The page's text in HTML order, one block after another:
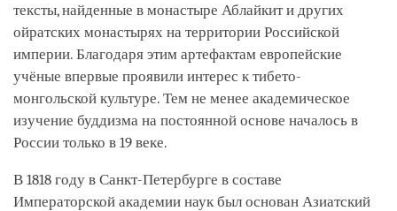
тексты, найденные в монастыре Аблайкит и других
ойратских монастырях на территории Российской
империи. Благодаря этим артефактам европейские
учёные впервые проявили интерес к тибето-
монгольской культуре. Тем не менее академическое
изучение буддизма на постоянной основе началось в
России только в 19 веке.
В 1818 году в Санкт-Петербурге в составе
Императорской академии наук был основан Азиатский